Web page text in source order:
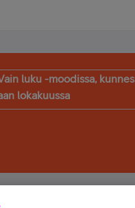
luku -moodissa, kunnes
lokakuussa